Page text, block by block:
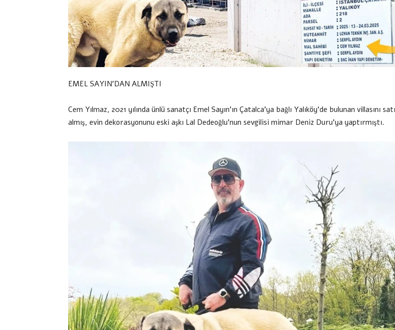
EMEL SAYIN’DAN ALMIŞTI
Cem Yılmaz, 2021 yılında ünlü sanatçı Emel Sayın’ın Çatalca’ya bağlı Yalıköy’de bulunan villasını
almış, evin dekorasyonunu eski aşkı Lal Dedeoğlu’nun sevgilisi mimar Deniz Duru’ya yaptırmıştı.